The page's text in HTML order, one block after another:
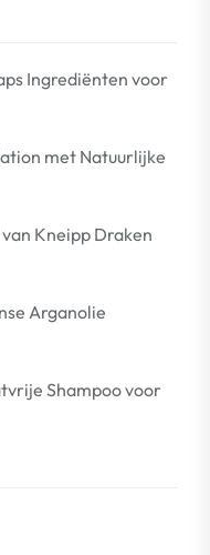
Ingrediënten voor
met Natuurlijke
Kneipp Draken
Arganolie
Shampoo voor